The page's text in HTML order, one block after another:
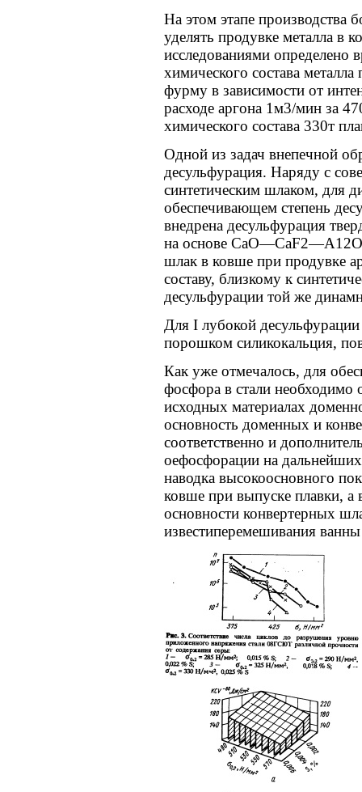
На этом этапе производства
уделять продувке металла в
исследованиями определено
химического состава
фурму в зависимости от
расходе аргона 1м3/мин за
химического состава 330т
Одной из задач внепечной
десульфурация. Наряду с
синтетическим шлаком, для
обеспечивающем степень
внедрена десульфурация
на основе
шлак в ковше при продувке
составу, близкому к
десульфурации той же
Для I лубокой
порошком силикокальция,
Как уже отмечалось, для
фосфора в стали необходимо
исходных материалах
основность доменных и
соответственно и
оефосфорации на
наводка высокоосновного
ковше при выпуске плавки,
основности конвертерных
известиперемешивания